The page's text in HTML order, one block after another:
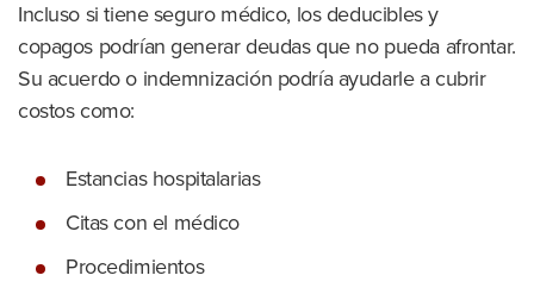
Incluso si tiene seguro médico, los deducibles y
copagos podrían generar deudas que no pueda afrontar.
Su acuerdo o indemnización podría ayudarle a cubrir
costos como:
Estancias hospitalarias
Citas con el médico
Procedimientos